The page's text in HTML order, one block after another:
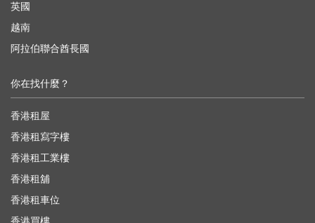
英國
越南
阿拉伯聯合酋長國
你在找什麼？
香港租屋
香港租寫字樓
香港租工業樓
香港租舖
香港租車位